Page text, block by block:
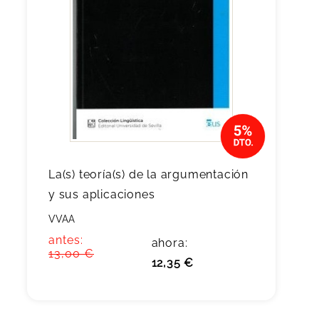
La(s) teoría(s) de la argumentación
y sus aplicaciones
VVAA
antes:
13,00 €
ahora:
12,35 €